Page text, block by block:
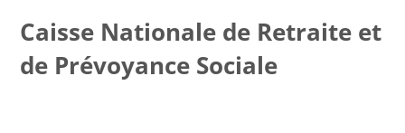
Caisse Nationale de Retraite et
de Prévoyance Sociale